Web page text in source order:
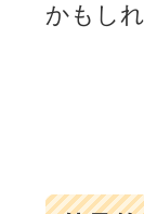
かもし